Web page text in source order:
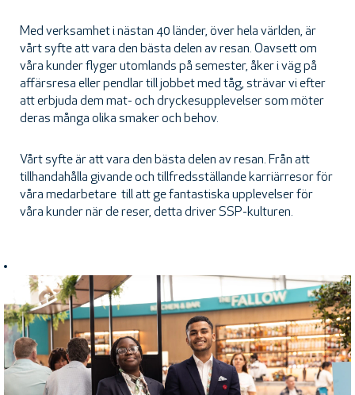
Med verksamhet i nästan 40 länder, över hela världen, är
vårt syfte att vara den bästa delen av resan. Oavsett om
våra kunder flyger utomlands på semester, åker i väg på
affärsresa eller pendlar till jobbet med tåg, strävar vi efter
att erbjuda dem mat- och dryckesupplevelser som möter
deras många olika smaker och behov.
Vårt syfte är att vara den bästa delen av resan. Från att
tillhandahålla givande och tillfredsställande karriärresor för
våra medarbetare till att ge fantastiska upplevelser för
våra kunder när de reser, detta driver SSP-kulturen.